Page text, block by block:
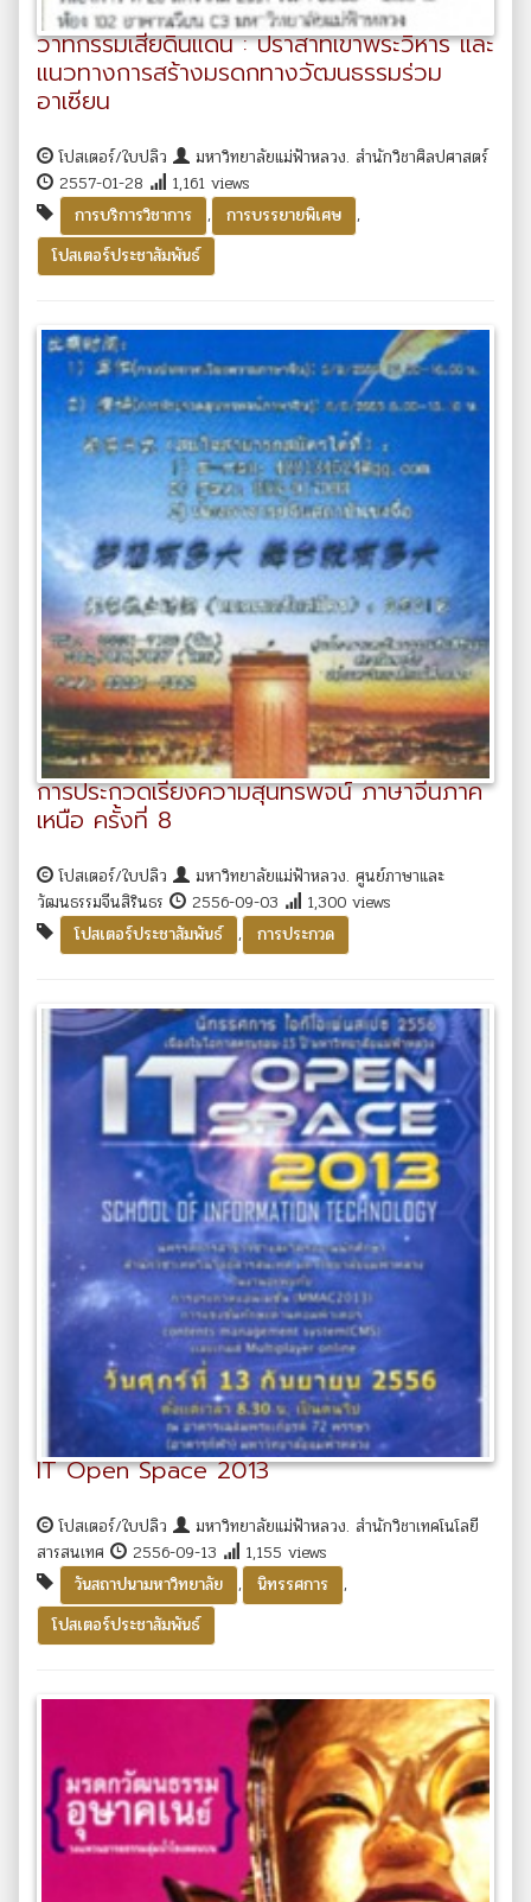
วาทกรรมเสียดินแดน : ปราสาทเขาพระวิหาร และ
แนวทางการสร้างมรดกทางวัฒนธรรมร่วม
อาเซียน
โปสเตอร์/ใบปลิว
มหาวิทยาลัยแม่ฟ้าหลวง. สำนักวิชาศิลปศาสตร์
2557-01-28
1,161 views
การบริการวิชาการ
, การบรรยายพิเศษ
,
โปสเตอร์ประชาสัมพันธ์
การประกวดเรียงความสุนทรพจน์ ภาษาจีนภาค
เหนือ ครั้งที่ 8
โปสเตอร์/ใบปลิว
มหาวิทยาลัยแม่ฟ้าหลวง. ศูนย์ภาษาและ
วัฒนธรรมจีนสิรินธร
2556-09-03
1,300 views
โปสเตอร์ประชาสัมพันธ์
, การประกวด
IT Open Space 2013
โปสเตอร์/ใบปลิว
มหาวิทยาลัยแม่ฟ้าหลวง. สำนักวิชาเทคโนโลยี
สารสนเทศ
2556-09-13
1,155 views
วันสถาปนามหาวิทยาลัย
, นิทรรศการ
,
โปสเตอร์ประชาสัมพันธ์